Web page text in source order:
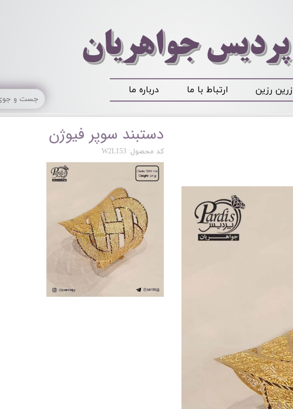
زرین رزین ارتباط با ما درباره ما
​​​​پردیس جواهریان
دستبند سوپر فیوژن
کد محصول: W2L153